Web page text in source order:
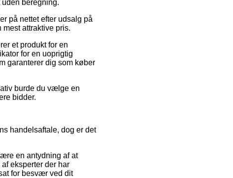
beregning.
på nettet efter udsalg på
attraktive pris.
et produkt for en
for en uoprigtig
garanterer dig som køber
burde du vælge en
bidder.
handelsaftale, dog er det
en antydning af at
eksperter der har
for besvær ved dit